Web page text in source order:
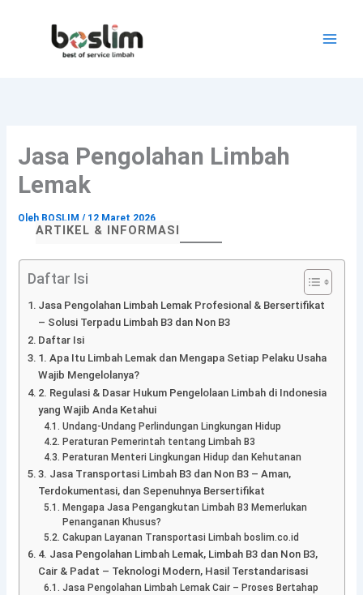
Jasa Pengolahan Limbah
Lemak
Oleh BOSLIM/ 12 Maret 2026
ARTIKEL & INFORMASI
Daftar Isi
Jasa Pengolahan Limbah Lemak Profesional & Bersertifikat
– Solusi Terpadu Limbah B3 dan Non B3
Daftar Isi
1. Apa Itu Limbah Lemak dan Mengapa Setiap Pelaku Usaha
Wajib Mengelolanya?
2. Regulasi & Dasar Hukum Pengelolaan Limbah di Indonesia
yang Wajib Anda Ketahui
Undang-Undang Perlindungan Lingkungan Hidup
Peraturan Pemerintah tentang Limbah B3
Peraturan Menteri Lingkungan Hidup dan Kehutanan
3. Jasa Transportasi Limbah B3 dan Non B3 – Aman,
Terdokumentasi, dan Sepenuhnya Bersertifikat
Mengapa Jasa Pengangkutan Limbah B3 Memerlukan
Penanganan Khusus?
Cakupan Layanan Transportasi Limbah boslim.co.id
4. Jasa Pengolahan Limbah Lemak, Limbah B3 dan Non B3,
Cair & Padat – Teknologi Modern, Hasil Terstandarisasi
Jasa Pengolahan Limbah Lemak Cair – Proses Bertahap